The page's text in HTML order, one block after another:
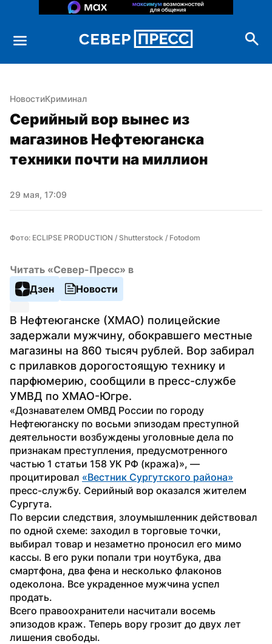
НовостиКриминал
Серийный вор вынес из
магазинов Нефтеюганска
техники почти на миллион
29 мая, 17:09
Фото: ECLIPSE PRODUCTION / Shutterstock / Fotodom
Читать «Север-Пресс» в
Дзен
Новости
В Нефтеюганске (ХМАО) полицейские
задержали мужчину, обокравшего местные
магазины на 860 тысяч рублей. Вор забирал
с прилавков дорогостоящую технику и
парфюмерию, сообщили в пресс-службе
УМВД по ХМАО-Югре.
«Дознавателем ОМВД России по городу
Нефтеюганску по восьми эпизодам преступной
деятельности возбуждены уголовные дела по
признакам преступления, предусмотренного
частью 1 статьи 158 УК РФ (кража)», —
процитировал «Вестник Сургутского района»
пресс-службу. Серийный вор оказался жителем
Сургута.
По версии следствия, злоумышленник действовал
по одной схеме: заходил в торговые точки,
выбирал товар и незаметно проносил его мимо
кассы. В его руки попали три ноутбука, два
смартфона, два фена и несколько флаконов
одеколона. Все украденное мужчина успел
продать.
Всего правоохранители насчитали восемь
эпизодов краж. Теперь вору грозит до двух лет
лишения свободы.